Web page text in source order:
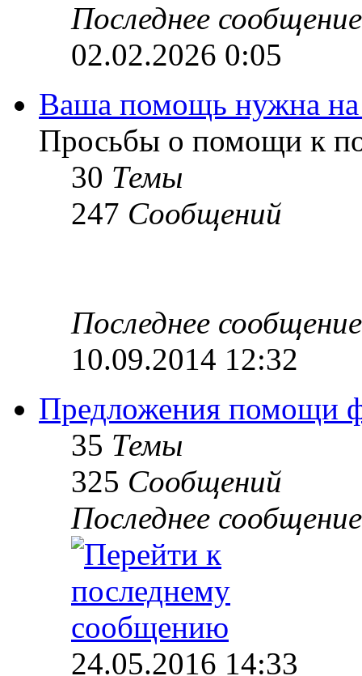
Последнее сообщение
02.02.2026 0:05
Ваша помощь нужна
Просьбы о помощи к
30 Темы
247 Сообщений
Последнее сообщение
10.09.2014 12:32
Предложения помощи
35 Темы
325 Сообщений
Последнее сообщение
24.05.2016 14:33